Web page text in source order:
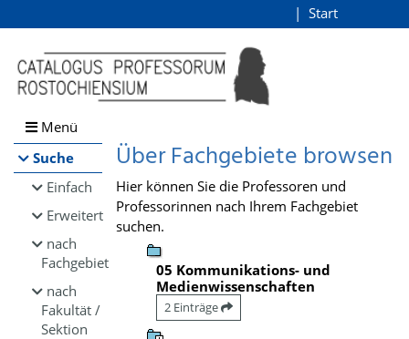
Browsen
direkt zum Inhalt
Start
Menü
Suche
Einfach
Erweitert
nach
Fachgebiet
nach
Fakultät /
Sektion
Über Fachgebiete browsen
Hier können Sie die Professoren und
Professorinnen nach Ihrem Fachgebiet
suchen.
05 Kommunikations- und
Medienwissenschaften
2 Einträge